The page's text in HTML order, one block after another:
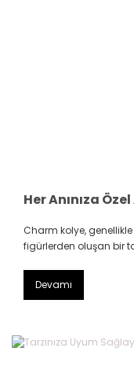
Charm kolye,
figürlerden oluşan bir
Devamı